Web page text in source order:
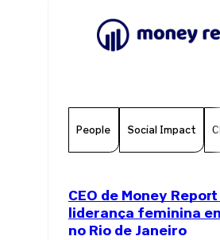
People Social Impact
CEO de Money
liderança feminina
no Rio de Janeiro